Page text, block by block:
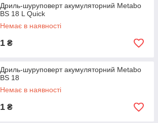
Дриль-шуруповерт акумуляторний Metabo
BS 18 L Quick
Немає в наявності
1 ₴
Дриль-шуруповерт акумуляторний Metabo
BS 18
Немає в наявності
1 ₴